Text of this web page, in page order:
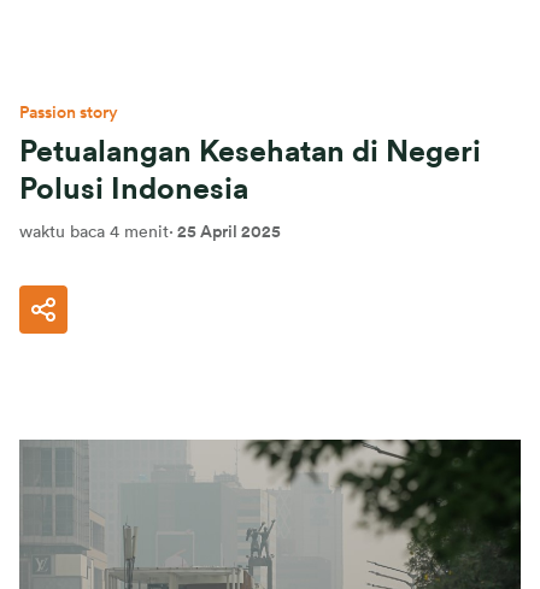
Passion story
Petualangan Kesehatan di Negeri
Polusi Indonesia
waktu baca 4 menit· 25 April 2025